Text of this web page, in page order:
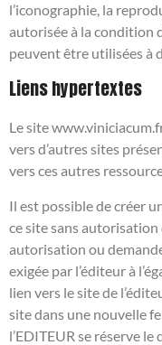
l’iconographie, la
autorisée à la condition
peuvent être utilisées à
Liens hypertextes
Le site
vers d’autres sites
vers ces autres
Il est possible de créer
ce site sans autorisation
autorisation ou
exigée par l’éditeur à
lien vers le site de
site dans une nouvelle
l’EDITEUR se réserve